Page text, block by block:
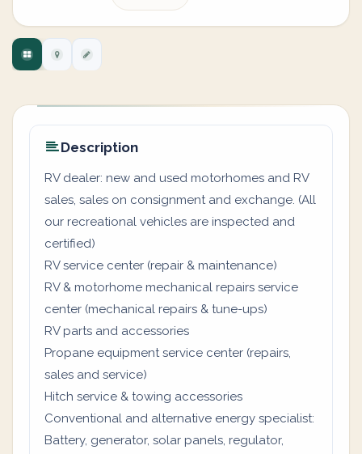
Description
RV dealer: new and used motorhomes and RV
sales, sales on consignment and exchange. (All
our recreational vehicles are inspected and
certified)
RV service center (repair & maintenance)
RV & motorhome mechanical repairs service
center (mechanical repairs & tune-ups)
RV parts and accessories
Propane equipment service center (repairs,
sales and service)
Hitch service & towing accessories
Conventional and alternative energy specialist:
Battery, generator, solar panels, regulator,